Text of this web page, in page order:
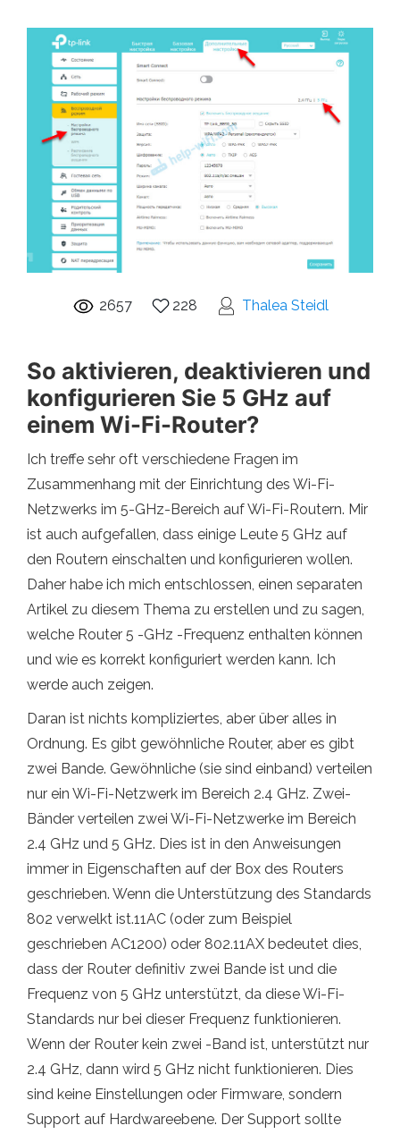
2657 228 Thalea Steidl
So aktivieren, deaktivieren und
konfigurieren Sie 5 GHz auf
einem Wi-Fi-Router?
Ich treffe sehr oft verschiedene Fragen im
Zusammenhang mit der Einrichtung des Wi-Fi-
Netzwerks im 5-GHz-Bereich auf Wi-Fi-Routern. Mir
ist auch aufgefallen, dass einige Leute 5 GHz auf
den Routern einschalten und konfigurieren wollen.
Daher habe ich mich entschlossen, einen separaten
Artikel zu diesem Thema zu erstellen und zu sagen,
welche Router 5 -GHz -Frequenz enthalten können
und wie es korrekt konfiguriert werden kann. Ich
werde auch zeigen.
Daran ist nichts kompliziertes, aber über alles in
Ordnung. Es gibt gewöhnliche Router, aber es gibt
zwei Bande. Gewöhnliche (sie sind einband) verteilen
nur ein Wi-Fi-Netzwerk im Bereich 2.4 GHz. Zwei-
Bänder verteilen zwei Wi-Fi-Netzwerke im Bereich
2.4 GHz und 5 GHz. Dies ist in den Anweisungen
immer in Eigenschaften auf der Box des Routers
geschrieben. Wenn die Unterstützung des Standards
802 verwelkt ist.11AC (oder zum Beispiel
geschrieben AC1200) oder 802.11AX bedeutet dies,
dass der Router definitiv zwei Bande ist und die
Frequenz von 5 GHz unterstützt, da diese Wi-Fi-
Standards nur bei dieser Frequenz funktionieren.
Wenn der Router kein zwei -Band ist, unterstützt nur
2.4 GHz, dann wird 5 GHz nicht funktionieren. Dies
sind keine Einstellungen oder Firmware, sondern
Support auf Hardwareebene. Der Support sollte